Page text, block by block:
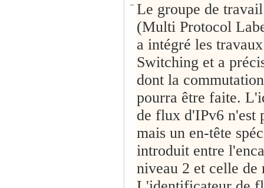
− Le groupe de
(Multi Protocol
a intégré les
Switching et a
dont la
pourra être faite.
de flux d'IPv6 n'est
mais un en-tête
introduit entre
niveau 2 et celle de